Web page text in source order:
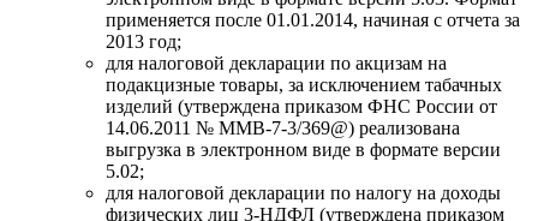
применяется после 01.01.2014, начиная с отчета за
2013 год;
для налоговой декларации по акцизам на
подакцизные товары, за исключением табачных
изделий (утверждена приказом ФНС России от
14.06.2011 № ММВ-7-3/369@) реализована
выгрузка в электронном виде в формате версии
5.02;
для налоговой декларации по налогу на доходы
физических лиц 3-НДФЛ (утверждена приказом